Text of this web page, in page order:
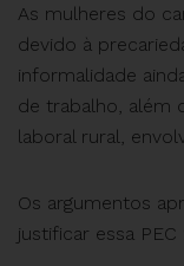
As mulheres do
devido à
informalidade
de trabalho, além
laboral rural,
Os argumentos
justificar essa